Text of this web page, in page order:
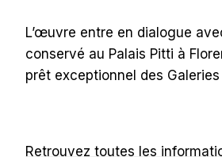
L’œuvre entre en dialogue
conservé au Palais Pitti à
prêt exceptionnel des
Retrouvez toutes les